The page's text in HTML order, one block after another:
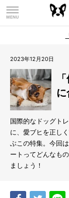
2023年12月20日
国際的なドッグト
に、愛ブヒを正し
ぶこの特集。今回
ートってどんなも
ましょう！